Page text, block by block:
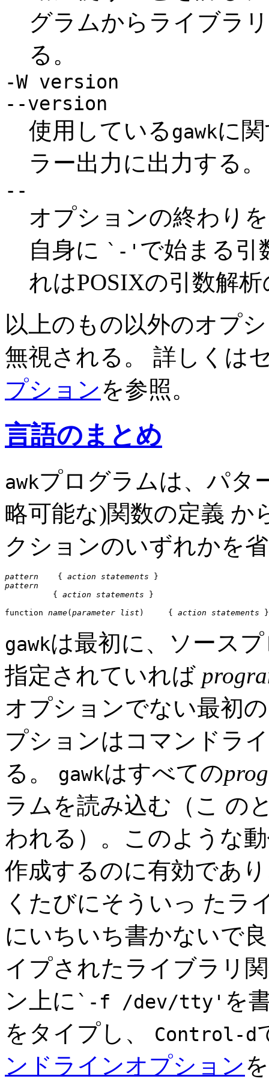
グラムからライブラ
る。
-W version
--version
使用している gawkに
ラー出力に出力する。
--
オプションの終わり
自身に `-' で始まる引
れはPOSIXの引数解
以上のもの以外のオプ
無視される。 詳しくは
プションを参照。
言語のまとめ
awkプログラムは、パタ
略可能な)関数の定義 か
クションのいずれかを
pattern
    {
action statements
pattern
{ action statements }
function name(parameter list )     { action statements
gawkは最初に、ソース
指定されていれば
オプションでない最初
プションはコマンドラ
る。
gawkはすべての
ラムを読み込む（こ の
われる）。このような
作成するのに有効であ
くたびにそういっ たラ
にいちいち書かないで
イプされたライブラリ
ン上に `-f /dev/tty' を
をタイプし、
Control-d
ンドラインオプション